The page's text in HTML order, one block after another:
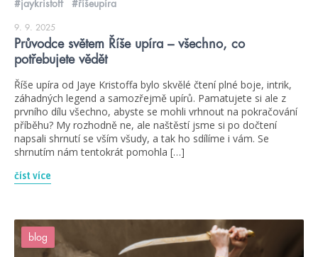
#jaykristoff #říšeupíra
9. 9. 2025
Průvodce světem Říše upíra – všechno, co
potřebujete vědět
Říše upíra od Jaye Kristoffa bylo skvělé čtení plné boje, intrik,
záhadných legend a samozřejmě upírů. Pamatujete si ale z
prvního dílu všechno, abyste se mohli vrhnout na pokračování
příběhu? My rozhodně ne, ale naštěstí jsme si po dočtení
napsali shrnutí se vším všudy, a tak ho sdílíme i vám. Se
shrnutím nám tentokrát pomohla […]
číst více
blog